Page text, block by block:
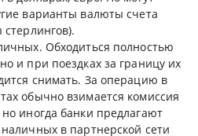
варианты валюты счета
Обходиться полностью
и при поездках за границу их
снимать. За операцию в
обычно взимается комиссия
иногда банки предлагают
в партнерской сети